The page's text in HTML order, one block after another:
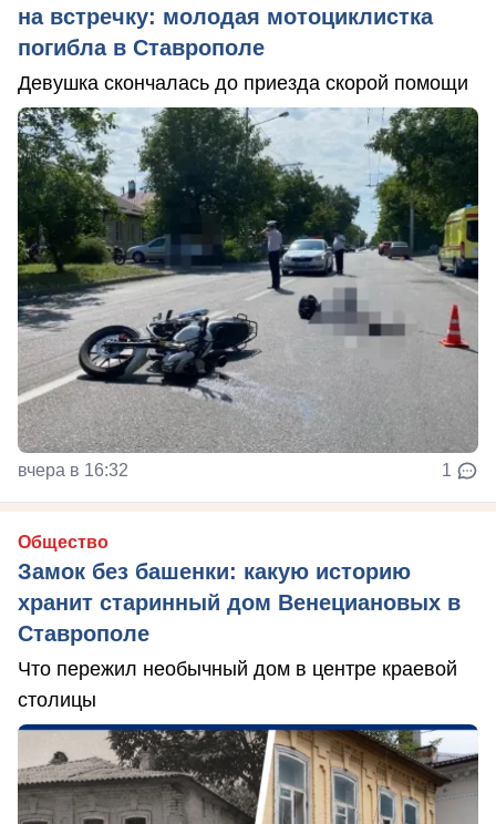
на встречку: молодая мотоциклистка
погибла в Ставрополе
Девушка скончалась до приезда скорой помощи
вчера в 16:32 1
Общество
Замок без башенки: какую историю
хранит старинный дом Венециановых в
Ставрополе
Что пережил необычный дом в центре краевой
столицы